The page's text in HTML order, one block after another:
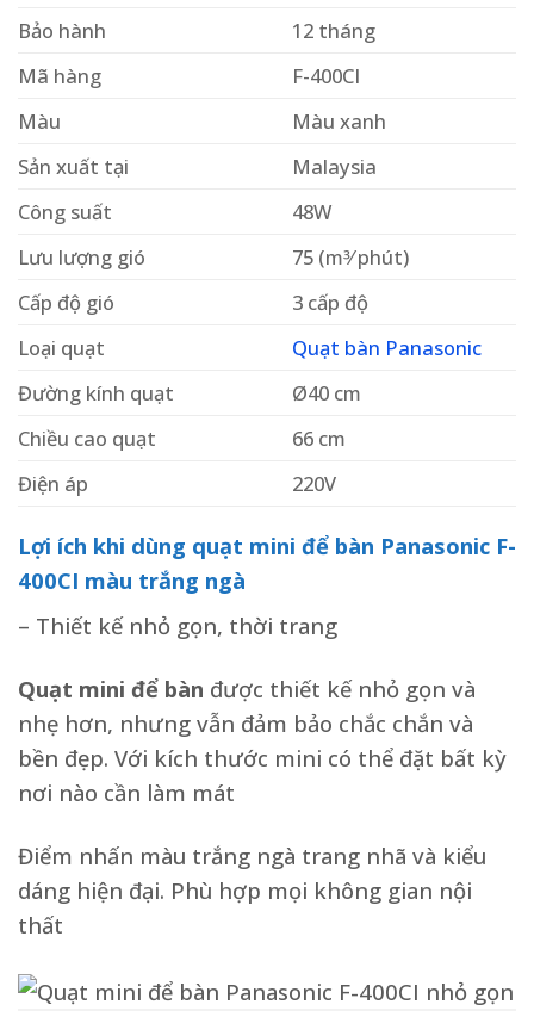
Bảo hành
12 tháng
Mã hàng
F-400CI
Màu
Màu xanh
Sản xuất tại
Malaysia
Công suất
48W
Lưu lượng gió
75 (m3⁄ phút)
Cấp độ gió
3 cấp độ
Loại quạt
Quạt bàn Panasonic
Đường kính quạt
Ø40 cm
Chiều cao quạt
66 cm
Điện áp
220V
Lợi ích khi dùng quạt mini để bàn Panasonic F-
400CI màu trắng ngà
– Thiết kế nhỏ gọn, thời trang
Quạt mini để bàn được thiết kế nhỏ gọn và
nhẹ hơn, nhưng vẫn đảm bảo chắc chắn và
bền đẹp. Với kích thước mini có thể đặt bất kỳ
nơi nào cần làm mát
Điểm nhấn màu trắng ngà trang nhã và kiểu
dáng hiện đại. Phù hợp mọi không gian nội
thất